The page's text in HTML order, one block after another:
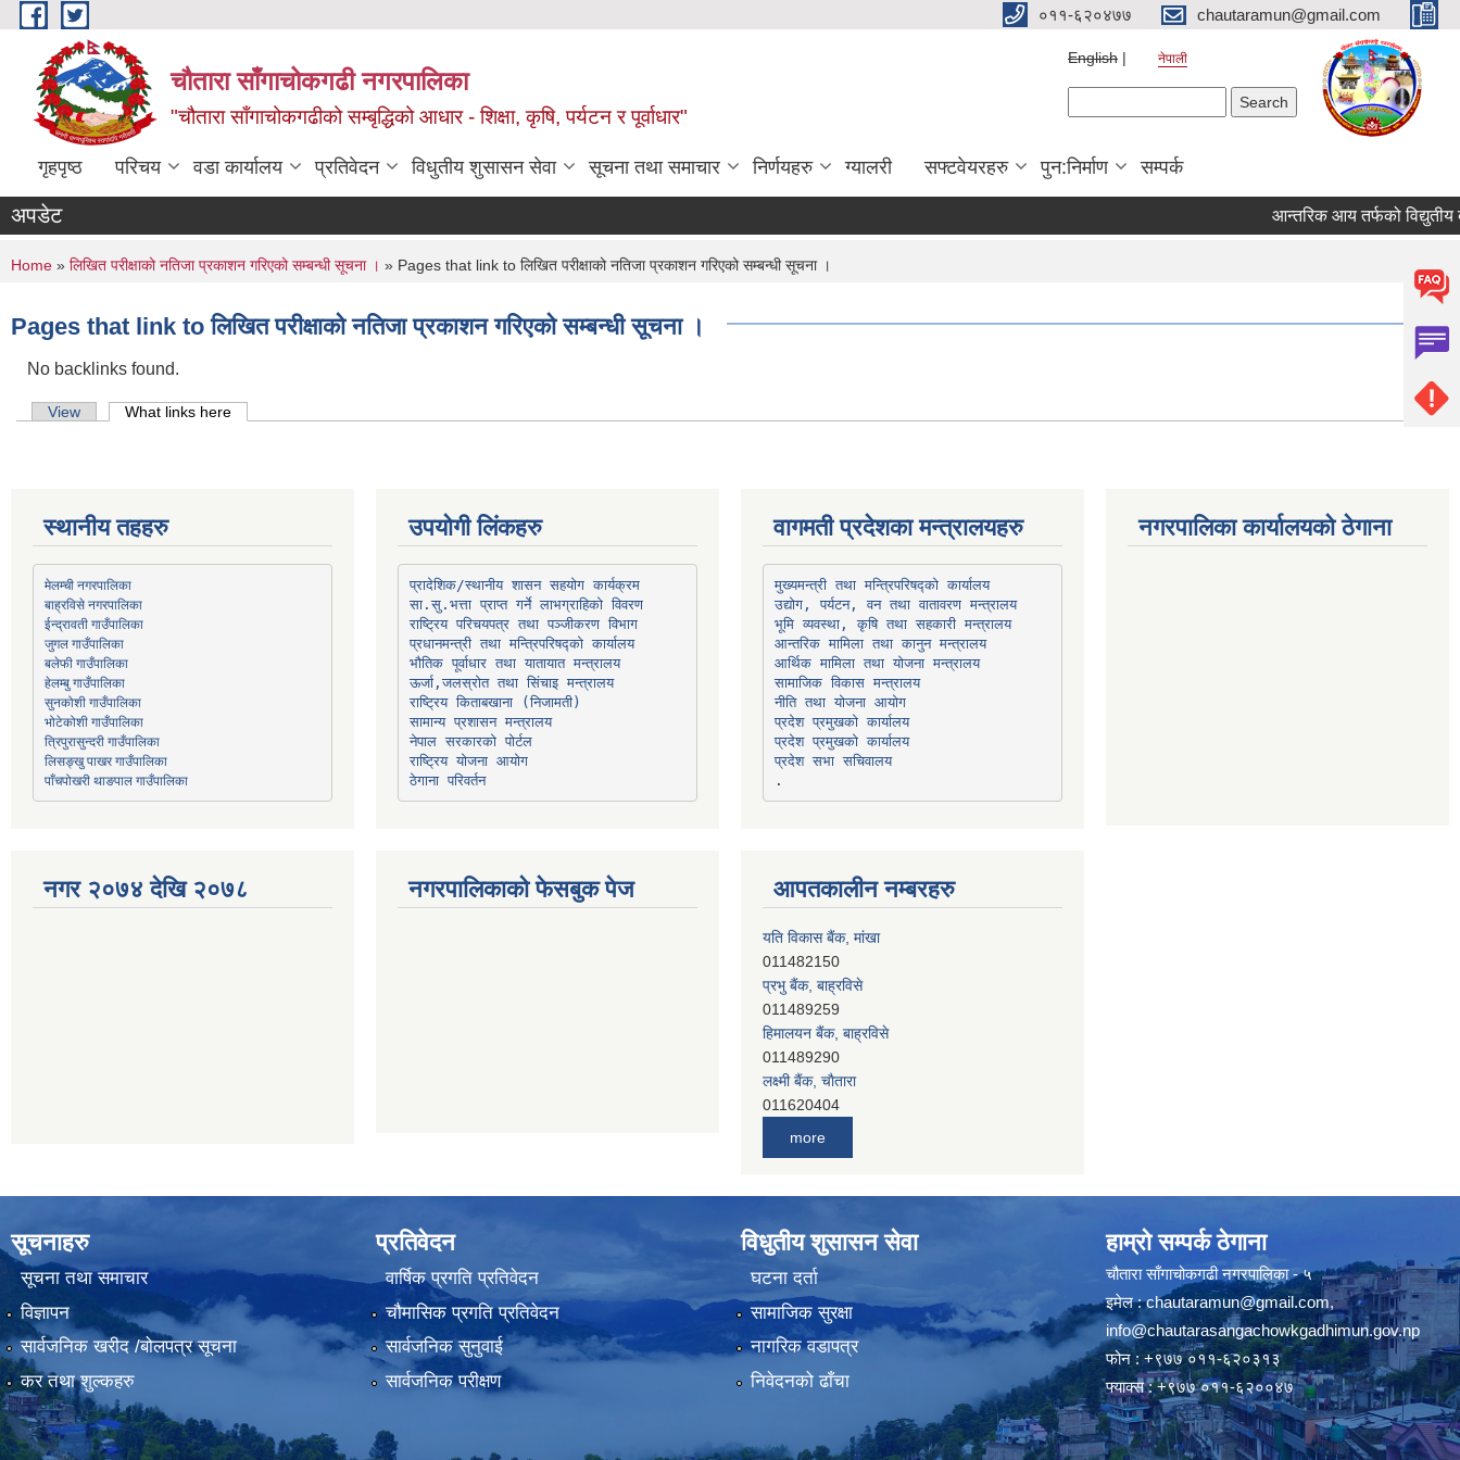
Skip to main content ०११-६२०४७७ chautaramun@gmail.com
चौतारा साँगाचोकगढी नगरपालिका
"चौतारा साँगाचोकगढीको सम्बृद्धिको आधार - शिक्षा, कृषि, पर्यटन र पूर्वाधार"
English नेपाली
गृहपृष्ठ परिचय वडा कार्यालय प्रतिवेदन विधुतीय शुसासन सेवा सूचना तथा समाचार निर्णयहरु ग्यालरी सफ्टवेयरहरु पुन:निर्माण सम्पर्क
अपडेट आन्तरिक आय तर्फको विद्युतीय
You are here
Home » लिखित परीक्षाको नतिजा प्रकाशन गरिएको सम्बन्धी सूचना । » Pages that link to लिखित परीक्षाको नतिजा प्रकाशन गरिएको सम्बन्धी सूचना ।
Pages that link to लिखित परीक्षाको नतिजा प्रकाशन गरिएको सम्बन्धी सूचना ।
No backlinks found.
Primary tabs
View What links here
स्थानीय तहहरु
मेलम्ची नगरपालिका
बाह्रविसे नगरपालिका
ईन्द्रावती गाउँपालिका
जुगल गाउँपालिका
बलेफी गाउँपालिका
हेलम्बु गाउँपालिका
सुनकोशी गाउँपालिका
भोटेकोशी गाउँपालिका
त्रिपुरासुन्दरी गाउँपालिका
लिसङ्खु पाखर गाउँपालिका
पाँचपोखरी थाङपाल गाउँपालिका
नगर २०७४ देखि २०७८
उपयोगी लिंकहरु
प्रादेशिक/स्थानीय शासन सहयोग कार्यक्रम
सा.सु.भत्ता प्राप्त गर्ने लाभग्राहिको विवरण
राष्ट्रिय परिचयपत्र तथा पञ्‍जीकरण विभाग
प्रधानमन्त्री तथा मन्त्रिपरिषद्को कार्यालय
भौतिक पूर्वाधार तथा यातायात मन्त्रालय
ऊर्जा,जलस्रोत तथा सिंचाइ मन्त्रालय
सामान्य प्रशासन मन्त्रालय
नेपाल सरकारको पोर्टल
राष्ट्रिय योजना आयोग
ठेगाना परिवर्तन
नगरपालिकाको फेसबुक पेज
वागमती प्रदेशका मन्त्रालयहरु
मुख्यमन्त्री तथा मन्त्रिपरिषद्को कार्यालय
उद्योग, पर्यटन, वन तथा वातावरण मन्त्रालय
भूमि व्यवस्था, कृषि तथा सहकारी मन्त्रालय
आन्तरिक मामिला तथा कानुन मन्त्रालय
आर्थिक मामिला तथा योजना मन्त्रालय
सामाजिक विकास मन्त्रालय
नीति तथा योजना आयोग
प्रदेश प्रमुखको कार्यालय
प्रदेश प्रमुखको कार्यालय
प्रदेश सभा सचिवालय
आपतकालीन नम्बरहरु
यति विकास बैंक, मांखा
011482150
प्रभु बैंक, बाह्रविसे
011489259
हिमालयन बैंक, बाह्रविसे
011489290
लक्ष्मी बैंक, चाैतारा
011620404
011620406
देव विकास बैंक, बाह्रविसे
011401005
देव विकास बैंक, जलविरे
011403051
सिभिल बैंक, मेलम्ची
011401055
नेपाल क्रेडिट एण्ड कमर्स बैंक, चाैतारा
011620402
more
नगरपालिका कार्यालयको ठेगाना
सूचनाहरु
सूचना तथा समाचार
विज्ञापन
सार्वजनिक खरीद /बोलपत्र सूचना
कर तथा शुल्कहरु
प्रतिवेदन
वार्षिक प्रगति प्रतिवेदन
चौमासिक प्रगति प्रतिवेदन
सार्वजनिक सुनुवाई
सार्वजनिक परीक्षण
विधुतीय शुसासन सेवा
घटना दर्ता
सामाजिक सुरक्षा
नागरिक वडापत्र
निवेदनको ढाँचा
हाम्रो सम्पर्क ठेगाना
चौतारा साँगाचोकगढी नगरपालिका - ५
इमेल :chautaramun@gmail.com,
info@chautarasangachowkgadhimun.gov.np
फोन : +९७७ ०११-६२०३१३
फ्याक्स : +९७७ ०११-६२००४७